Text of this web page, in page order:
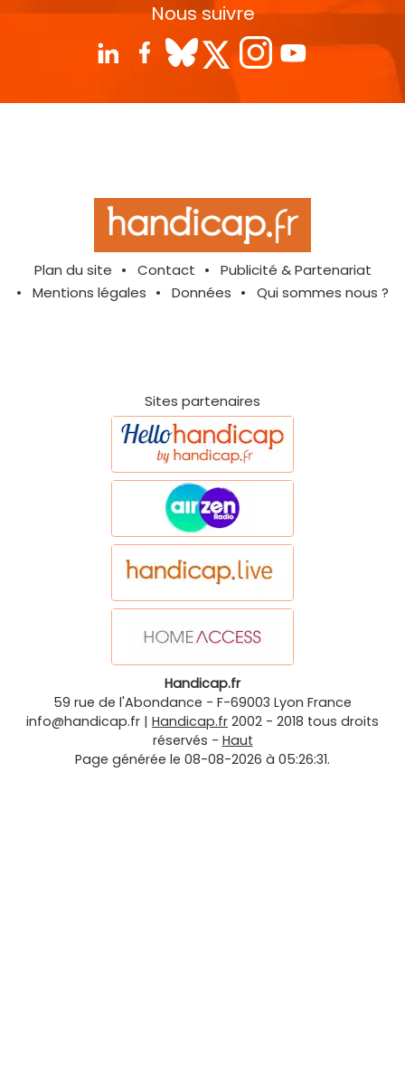
Nous suivre
Plan du site Contact
Publicité & Partenariat
Mentions légales
Données Qui sommes nous ?
Sites partenaires
Handicap.fr
59 rue de l'Abondance - F-69003 Lyon France
info@handicap.fr | Handicap.fr 2002 - 2018 tous droits
réservés - Haut
Page générée le 08-08-2026 à 05:26:31.